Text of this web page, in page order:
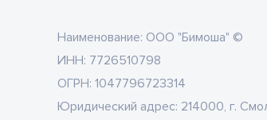
Наименование: ООО "Бимоша" ©
ИНН: 7726510798
ОГРН: 1047796723314
Юридический адрес: 214000, г.